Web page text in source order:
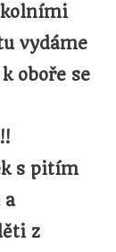
vydáme
oboře se
s pitím
a
z